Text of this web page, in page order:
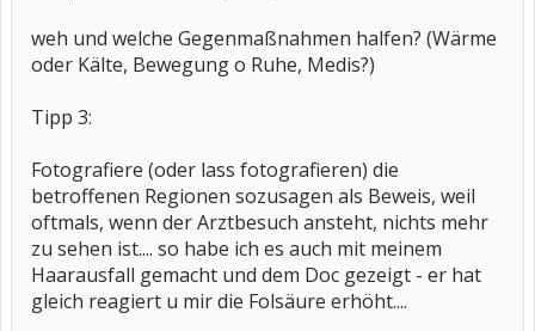
weh und welche Gegenmaßnahmen halfen? (Wärme
oder Kälte, Bewegung o Ruhe, Medis?)
Tipp 3:
Fotografiere (oder lass fotografieren) die
betroffenen Regionen sozusagen als Beweis, weil
oftmals, wenn der Arztbesuch ansteht, nichts mehr
zu sehen ist.... so habe ich es auch mit meinem
Haarausfall gemacht und dem Doc gezeigt - er hat
gleich reagiert u mir die Folsäure erhöht....